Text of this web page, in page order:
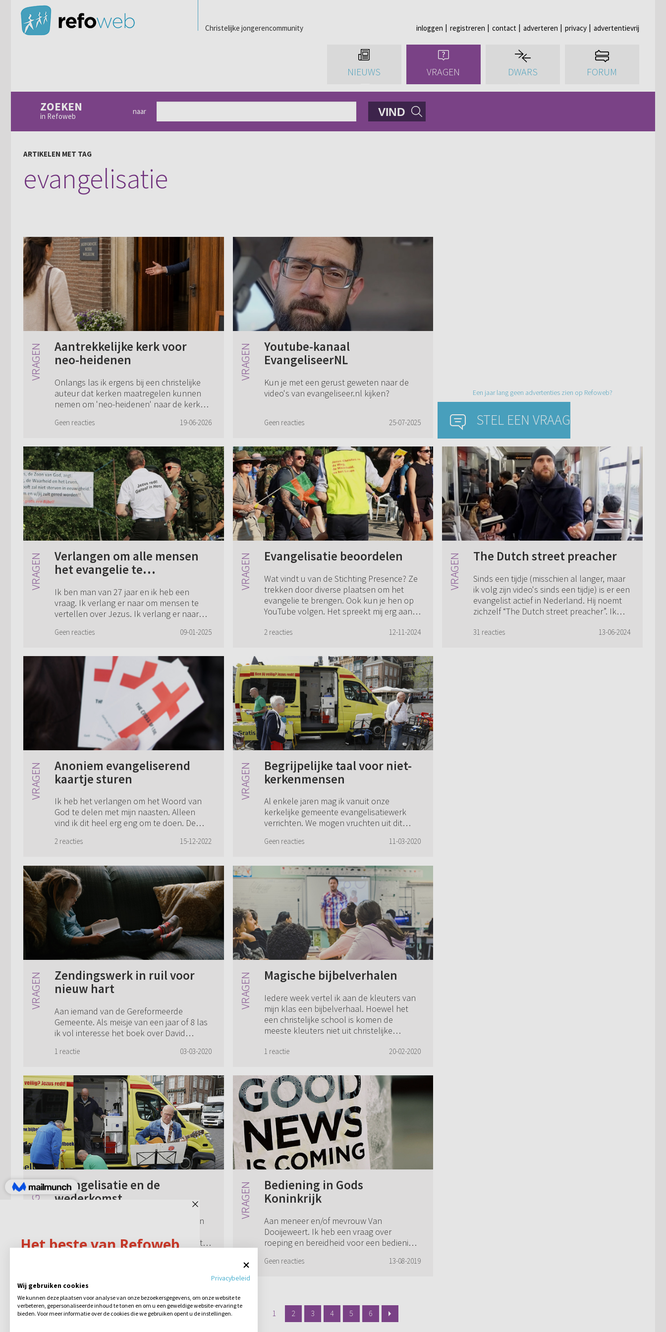
Christelijke jongerencommunity inloggen registreren contact adverteren privacy advertentievrij
NIEUWS VRAGEN DWARS FORUM
ZOEKEN
in Refoweb
naar VIND
ARTIKELEN MET TAG
evangelisatie
Aantrekkelijke kerk voor
neo-heidenen
Onlangs las ik ergens bij een christelijke
auteur dat kerken maatregelen kunnen
nemen om 'neo-heidenen' naar de kerk
zaken waardoor zij zich thuis zouden
Geen reacties 19-06-2026
Youtube-kanaal
EvangeliseerNL
Kun je met een gerust geweten naar de
Geen reacties 25-07-2025
Een jaar lang geen advertenties zien op Refoweb?
STEL EEN VRAAG
Verlangen om alle mensen
het evangelie te
Ik ben man van 27 jaar en ik heb een
vraag. Ik verlang er naar om mensen te
vertellen over Jezus. Ik verlang er naar
verkondigen. Hoe weet je of je een roeping
Geen reacties 09-01-2025
Evangelisatie beoordelen
Wat vindt u van de Stichting Presence? Ze
trekken door diverse plaatsen om het
evangelie te brengen. Ook kun je hen op
YouTube volgen. Het spreekt mij erg aan.
me...
2 reacties 12-11-2024
The Dutch street preacher
Sinds een tijdje (misschien al langer, maar
ik volg zijn video's sinds een tijdje) is er een
evangelist actief in Nederland. Hij noemt
zichzelf “The Dutch street preacher”. Ik
31 reacties 13-06-2024
Anoniem evangeliserend
kaartje sturen
Ik heb het verlangen om het Woord van
God te delen met mijn naasten. Alleen
vind ik dit heel erg eng om te doen. De
vaker naar boven om jongeren uit mijn
2 reacties 15-12-2022
Begrijpelijke taal voor niet-
kerkenmensen
Al enkele jaren mag ik vanuit onze
kerkelijke gemeente evangelisatiewerk
verrichten. We mogen vruchten uit dit
volstrekt wereldse mensen trouwe
Geen reacties 11-03-2020
Zendingswerk in ruil voor
nieuw hart
Aan iemand van de Gereformeerde
Gemeente. Als meisje van een jaar of 8 las
ik vol interesse het boek over David
van de Nijl”. Ik was erg onder de indruk
1 reactie 03-03-2020
Magische bijbelverhalen
Iedere week vertel ik aan de kleuters van
mijn klas een bijbelverhaal. Hoewel het
een christelijke school is komen de
meeste kleuters niet uit christelijke
kind...
1 reactie 20-02-2020
Evangelisatie en de
wederkomst
Kan de wereld vergaan terwijl er mensen
gehoord hebben en hoe zou dat dan uit
Bediening in Gods
Koninkrijk
Aan meneer en/of mevrouw Van
Dooijeweert. Ik heb een vraag over
roeping en bereidheid voor een bediening
van ergens in de 20 jaar. Acht jaar geleden
Geen reacties 13-08-2019
1 2 3 4 5 6
Privacybeleid
Wij gebruiken cookies
We kunnen deze plaatsen voor analyse van onze bezoekersgegevens, om onze website te
verbeteren, gepersonaliseerde inhoud te tonen en om u een geweldige website-ervaring te
bieden. Voor meer informatie over de cookies die we gebruiken opent u de instellingen.